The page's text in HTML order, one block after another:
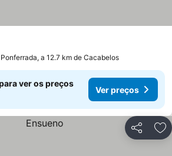
Ponferrada, a 12.7 km de Cacabelos
ver os preços
Ver preços
Partilhar